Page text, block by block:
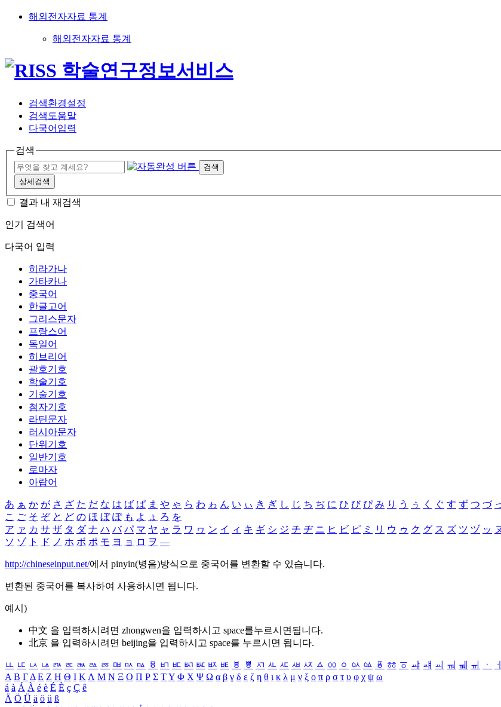
해외전자자료 통계
해외전자자료 통계
검색환경설정
검색도움말
다국어입력
검색
검색
상세검색
결과 내 재검색
인기 검색어
다국어 입력
히라가나
가타카나
중국어
한글고어
그리스문자
프랑스어
독일어
히브리어
괄호기호
학술기호
기술기호
첨자기호
라틴문자
러시아문자
단위기호
일반기호
로마자
아랍어
あ ぁ か が さ ざ た だ な は ば ぱ ま や ゃ ら わ ゎ ん い ぃ き ぎ し じ ち ぢ に ひ び ぴ み り う ぅ く ぐ す ず つ づ
こ ご そ ぞ と ど の ほ ぼ ぽ も よ ょ ろ を
ア ァ カ サ ザ タ ダ ナ ハ バ パ マ ヤ ャ ラ ワ ヮ ン イ ィ キ ギ シ ジ チ ヂ ニ ヒ ビ ピ ミ リ ウ ゥ ク グ ス ズ ツ ヅ ッ
ソ ゾ ト ド ノ ホ ボ ポ モ ヨ ョ ロ ヲ ―
http://chineseinput.net/에서 pinyin(병음)방식으로 중국어를 변환할 수 있습니다.
변환된 중국어를 복사하여 사용하시면 됩니다.
예시)
中文 을 입력하시려면 zhongwen을 입력하시고 space를누르시면됩니다.
北京 을 입력하시려면 beijing을 입력하시고 space를 누르시면 됩니다.
ㅥ ㅦ ㅧ ㅨ ㅩ ㅪ ㅫ ㅬ ㅭ ㅮ ㅯ ㅰ ㅱ ㅲ ㅳ ㅴ ㅵ ㅶ ㅷ ㅸ ㅹ ㅺ ㅻ ㅼ ㅽ ㅾ ㅿ ㆀ ㆁ ㆂ ㆃ ㆄ ㆅ ㆆ ㆇ ㆈ ㆉ ㆊ ㆋ ㆌ ㆍ
ㆎ
Α Β ΓΔ Ε Ζ Η Θ Ι ΚΛ Μ Ν Ξ Ο Π Ρ Σ ΤΥ Φ Χ Ψ Ω α β γ δ ε ζ η θ ι κ λ μ ν ξ ο π ρ σ τ υ φ χ ψ ω
á à Á À é è É È ç Ç ê
Ä Ö Ü ä ö ü ß